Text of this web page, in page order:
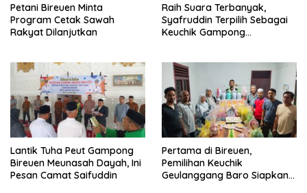
Petani Bireuen Minta
Program Cetak Sawah
Rakyat Dilanjutkan
Raih Suara Terbanyak,
Syafruddin Terpilih Sebagai
Keuchik Gampong
Lantik Tuha Peut Gampong
Bireuen Meunasah Dayah, Ini
Pertama di Bireuen,
Pemilihan Keuchik
Geulanggang Baro Siapkan